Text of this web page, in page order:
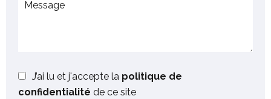
J’ai lu et j'accepte la politique de
confidentialité de ce site